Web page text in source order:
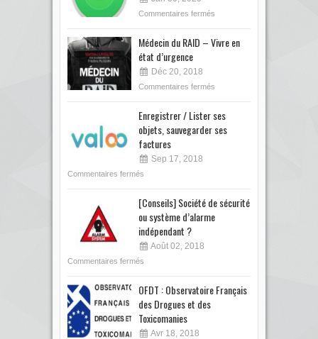
Commentaires fermés
Médecin du RAID – Vivre en
état d’urgence
Déc 20, 2018
Commentaires fermés
Enregistrer / Lister ses
objets, sauvegarder ses
factures
Sep 17, 2018
Commentaires fermés
[Conseils] Société de sécurité
ou système d’alarme
indépendant ?
Août 02, 2018
Commentaires fermés
OFDT : Observatoire Français
des Drogues et des
Toxicomanies
Avr 18, 2018